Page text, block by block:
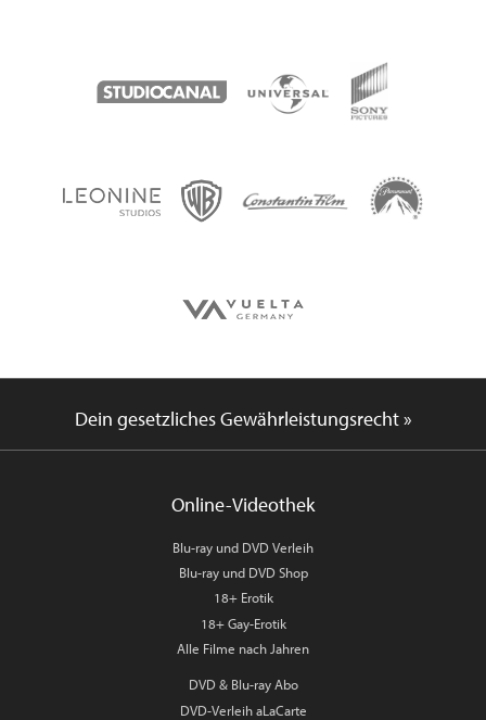
Dein gesetzliches Gewährleistungsrecht »
Online-Videothek
Blu-ray und DVD Verleih
Blu-ray und DVD Shop
18+ Erotik
18+ Gay-Erotik
Alle Filme nach Jahren
DVD & Blu-ray Abo
DVD-Verleih aLaCarte